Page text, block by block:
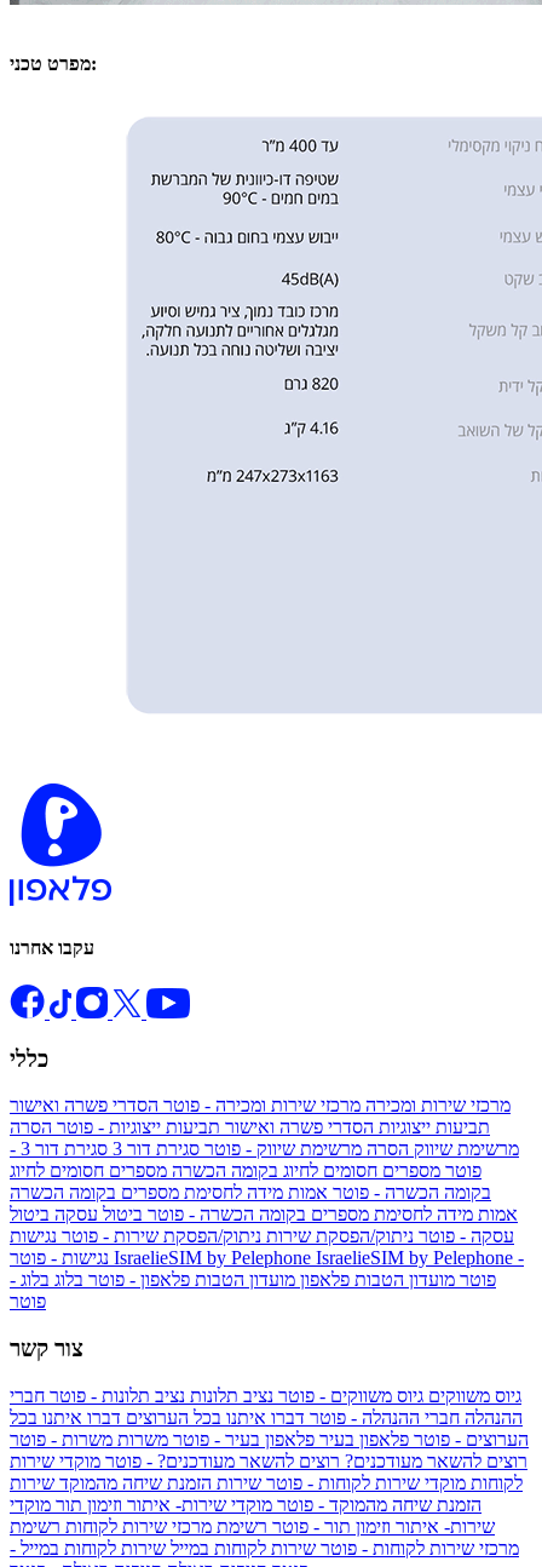
מפרט טכני:
עקבו אחרנו
כללי
מרכזי שירות ומכירה מרכזי שירות ומכירה - פוטר הסדרי פשרה ואישור
תביעות ייצוגיות הסדרי פשרה ואישור תביעות ייצוגיות - פוטר הסרה
מרשימת שיווק הסרה מרשימת שיווק - פוטר סגירת דור 3
סגירת דור 3 -
פוטר מספרים חסומים לחיוג בקומה הכשרה מספרים חסומים לחיוג
בקומה הכשרה - פוטר אמות מידה לחסימת מספרים בקומה הכשרה
אמות מידה לחסימת מספרים בקומה הכשרה - פוטר ביטול עסקה ביטול
עסקה - פוטר ניתוק/הפסקת שירות ניתוק/הפסקת שירות - פוטר נגישות
IsraelieSIM by Pelephone IsraelieSIM by Pelephone -
פוטר מועדון הטבות פלאפון מועדון הטבות פלאפון - פוטר בלוג בלוג -
פוטר
צור קשר
גיוס משווקים גיוס משווקים - פוטר נציב תלונות נציב תלונות - פוטר חברי
ההנהלה חברי ההנהלה - פוטר דברו איתנו בכל הערוצים דברו איתנו בכל
הערוצים - פוטר פלאפון בעיר פלאפון בעיר - פוטר משרות משרות - פוטר
רוצים להשאר מעודכנים? רוצים להשאר מעודכנים? - פוטר מוקדי שירות
לקוחות מוקדי שירות לקוחות - פוטר שירות הזמנת שיחה מהמוקד שירות
הזמנת שיחה מהמוקד - פוטר מוקדי שירות- איתור וזימון תור מוקדי
שירות- איתור וזימון תור - פוטר רשימת מרכזי שירות לקוחות רשימת
מרכזי שירות לקוחות - פוטר שירות לקוחות במייל שירות לקוחות במייל -